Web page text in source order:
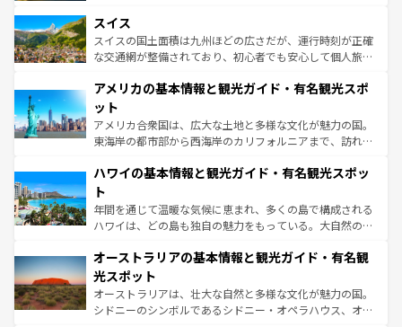
を参照してほしい。
は、お酒好きな人にはぜひ体験してほしい。 なお、新着の
ドイツ情報はコンテンツ一覧を参照してほしい。
リアごとに異なる魅力がある。また、優雅なアフタヌーン
ティー、ビール好きにはたまらない英国パブ、サッカー観
戦など、本場だからこそできる体験も豊富。イギリスを旅
ンツ一覧を参照してほしい。
スイス
スイスの国土面積は九州ほどの広さだが、運行時刻が正確
な交通網が整備されており、初心者でも安心して個人旅行
の建物がそのまま残る町や、スイスならではのユニークな
博物館もあり、アルプス観光だけでなく町歩きも満喫する
ことができる。国民の所得が高いため物価も高いが、旅行
者向けの交通パス提供のサービスもあり、うまく活用すれ
着のスイス情報はコンテンツ一覧を参照してほしい。
アメリカの基本情報と観光ガイド・有名観光スポ
ット
アメリカ合衆国は、広大な土地と多様な文化が魅力の国。
東海岸の都市部から西海岸のカリフォルニアまで、訪れる
のような巨大都市は、観光、ショッピング、エンターテイ
ンメントが詰まった刺激的なスポットだ。一方、アメリカ
西部には大自然が広がり、グランドキャニオンやイエロー
ストーン国立公園といった絶景が堪能できる。さらに、南
文化が魅力。旅行者はアメリカの各地域で異なる魅力を楽
しみながら、その多様性と豊かな歴史を感じることができ
るだろう。車でのロードトリップや列車の旅も、アメリカ
ならではの贅沢な旅のスタイルだ。 なお、新着のアメリカ
情報は コンテンツ一覧 を参照してほしい。
ハワイの基本情報と観光ガイド・有名観光スポッ
ト
年間を通じて温暖な気候に恵まれ、多くの島で構成される
ハワイは、どの島も独自の魅力をもっている。大自然の神
ワイ島は見逃せない。また、定番の観光地といえばオアフ
島だが、静かな自然を求めるならマウイ島やカウアイ島が
おすすめ。エメラルドグリーンに輝く海をはじめ、豊かな
文化や歴史が息づいている。「アロハスピリット」と呼ば
オーストラリアの基本情報と観光ガイド・有名観
光スポット
オーストラリアは、壮大な自然と多様な文化が魅力の国。
シドニーのシンボルであるシドニー・オペラハウス、オー